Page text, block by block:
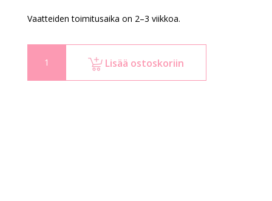
Vaatteiden toimitusaika on 2–3 viikkoa.
Lisää ostoskoriin